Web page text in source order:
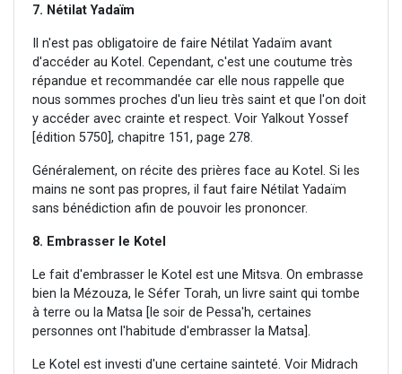
7. Nétilat Yadaïm
Il n'est pas obligatoire de faire Nétilat Yadaïm avant
d'accéder au Kotel. Cependant, c'est une coutume très
répandue et recommandée car elle nous rappelle que
nous sommes proches d'un lieu très saint et que l'on doit
y accéder avec crainte et respect. Voir Yalkout Yossef
[édition 5750], chapitre 151, page 278.
Généralement, on récite des prières face au Kotel. Si les
mains ne sont pas propres, il faut faire Nétilat Yadaïm
sans bénédiction afin de pouvoir les prononcer.
8. Embrasser le Kotel
Le fait d'embrasser le Kotel est une Mitsva. On embrasse
bien la Mézouza, le Séfer Torah, un livre saint qui tombe
à terre ou la Matsa [le soir de Pessa'h, certaines
personnes ont l'habitude d'embrasser la Matsa].
Le Kotel est investi d'une certaine sainteté. Voir Midrach